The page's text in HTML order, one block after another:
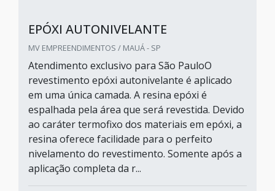
EPÓXI AUTONIVELANTE
MV EMPREENDIMENTOS / MAUÁ - SP
Atendimento exclusivo para São PauloO
revestimento epóxi autonivelante é aplicado
em uma única camada. A resina epóxi é
espalhada pela área que será revestida. Devido
ao caráter termofixo dos materiais em epóxi, a
resina oferece facilidade para o perfeito
nivelamento do revestimento. Somente após a
aplicação completa da r...